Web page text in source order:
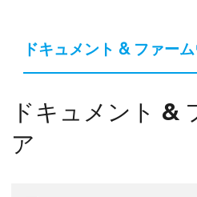
ドキュメント & ファー
ドキュメント &
ア